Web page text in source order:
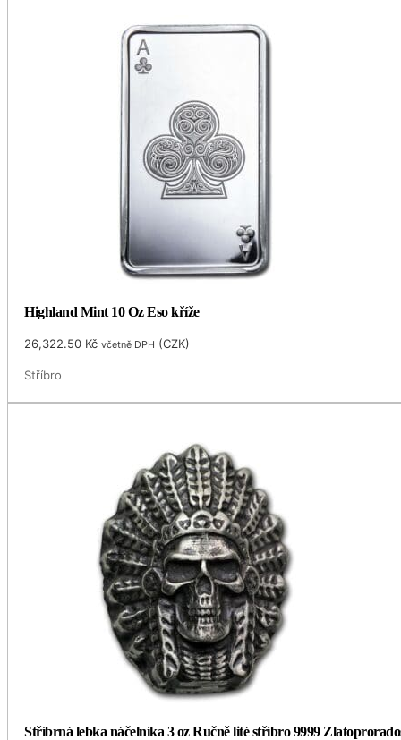
Highland Mint 10 Oz Eso kříže
26,322.50 Kč včetně DPH (CZK)
Stříbro
Stříbrná lebka náčelníka 3 oz Ručně lité stříbro 9999